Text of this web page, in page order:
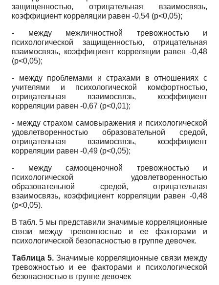
защищенностью, отрицательная взаимосвязь,
коэффициент корреляции равен -0,54 (р<0,05);
- между межличностной тревожностью и
психологической защищенностью, отрицательная
взаимосвязь, коэффициент корреляции равен -0,48
(р<0,05);
- между проблемами и страхами в отношениях с
учителями и психологической комфортностью,
отрицательная взаимосвязь, коэффициент
корреляции равен -0,67 (р<0,01);
- между страхом самовыражения и психологической
удовлетворенностью образовательной средой,
отрицательная взаимосвязь, коэффициент
корреляции равен -0,49 (р<0,05);
- между самооценочной тревожностью и
психологической удовлетворенностью
образовательной средой, отрицательная
взаимосвязь, коэффициент корреляции равен -0,48
(р<0,05).
В табл. 5 мы представили значимые корреляционные
связи между тревожностью и ее факторами и
психологической безопасностью в группе девочек.
Таблица 5. Значимые корреляционные связи между
тревожностью и ее факторами и психологической
безопасностью в группе девочек